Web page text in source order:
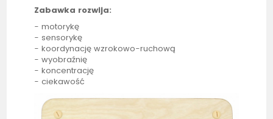
Zabawka rozwija:
- motorykę
- sensorykę
- koordynację wzrokowo-ruchową
- wyobraźnię
- koncentrację
- ciekawość